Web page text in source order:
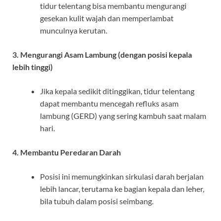
tidur telentang bisa membantu mengurangi
gesekan kulit wajah dan memperlambat
munculnya kerutan.
3. Mengurangi Asam Lambung (dengan posisi kepala
lebih tinggi)
Jika kepala sedikit ditinggikan, tidur telentang
dapat membantu mencegah refluks asam
lambung (GERD) yang sering kambuh saat malam
hari.
4. Membantu Peredaran Darah
Posisi ini memungkinkan sirkulasi darah berjalan
lebih lancar, terutama ke bagian kepala dan leher,
bila tubuh dalam posisi seimbang.